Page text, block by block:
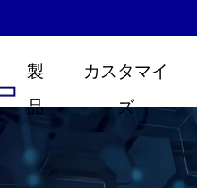
製
品
カスタマイ
ズ